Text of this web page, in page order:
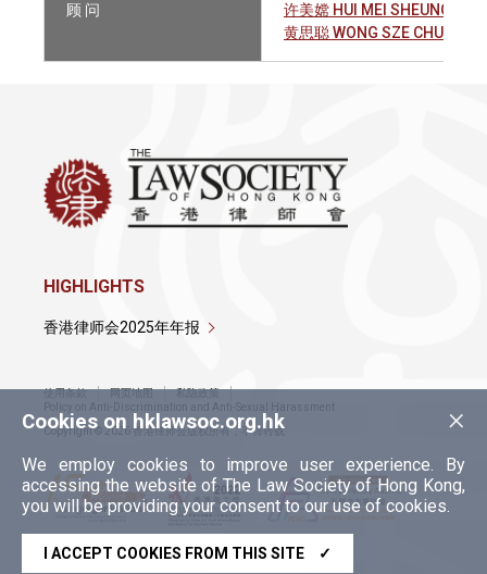
顾 问
许美嫦 HUI MEI SHEUNG,
黄思聪 WONG SZE CHUNG
×
Cookies on hklawsoc.org.hk
We employ cookies to improve user experience. By
accessing the website of The Law Society of Hong Kong,
you will be providing your consent to our use of cookies.
I ACCEPT COOKIES FROM THIS SITE ✓
HIGHLIGHTS
香港律师会2025年年报
使用条款 网页地图
私隐政策
Policy on Anti-Discrimination and Anti-Sexual Harassment
Copyright © 2026 香港律师会版权所有，不得转载